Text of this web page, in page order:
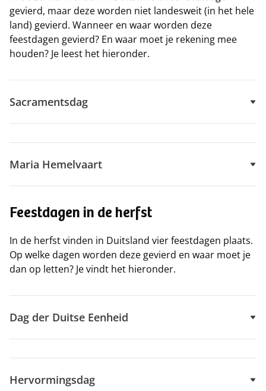
gevierd, maar deze worden niet landesweit (in het hele
land) gevierd. Wanneer en waar worden deze
feestdagen gevierd? En waar moet je rekening mee
houden? Je leest het hieronder.
Sacramentsdag
Maria Hemelvaart
Feestdagen in de herfst
In de herfst vinden in Duitsland vier feestdagen plaats.
Op welke dagen worden deze gevierd en waar moet je
dan op letten? Je vindt het hieronder.
Dag der Duitse Eenheid
Hervormingsdag